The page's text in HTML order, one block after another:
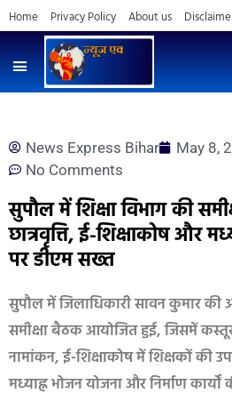
Home Privacy Policy About us
News Express Bihar May 8,
No Comments
सुपौल में शिक्षा विभाग की
छात्रवृत्ति, ई-शिक्षाकोष और
पर डीएम सख्त
सुपौल में जिलाधिकारी सावन कुमार की
समीक्षा बैठक आयोजित हुई, जिसमें
नामांकन, ई-शिक्षाकोष में शिक्षकों की
मध्याह्न भोजन योजना और निर्माण